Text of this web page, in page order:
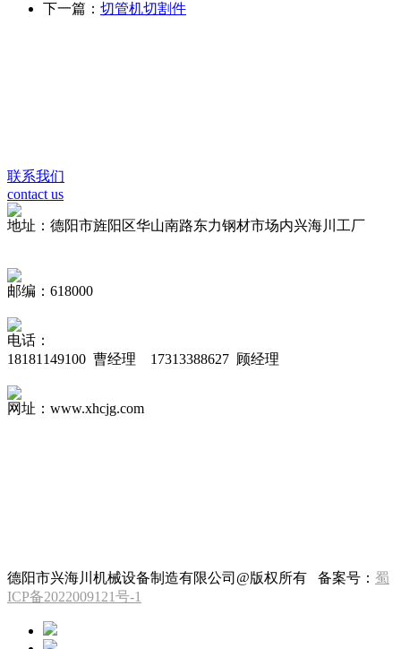
下一篇： 切管机切割件
联系我们
contact us
地址：德阳市旌阳区华山南路东力钢材市场内兴海川工厂
邮编：618000
电话：
18181149100 曹经理 17313388627 顾经理
网址：www.xhcjg.com
德阳市兴海川机械设备制造有限公司@版权所有 备案号： 蜀
ICP备2022009121号-1